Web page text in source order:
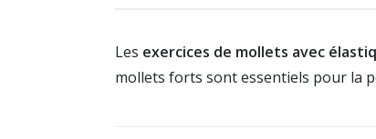
Les exercices de mollets avec
mollets forts sont essentiels pour la